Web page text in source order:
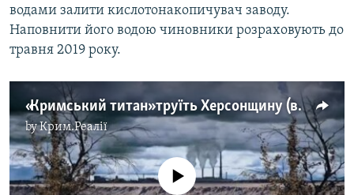
водами залити кислотонакопичувач заводу.
Наповнити його водою чиновники розраховують до
травня 2019 року.
«Кримський титан» труїть Херсонщину (відео)
byКрим.Реалії
No media source currently available